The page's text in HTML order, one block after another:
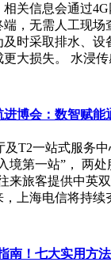
关信息会通过
，无需人工现场
时采取排水、设
更大损失。 水浸
进博会：数智赋
及T2一站式服务
境第一站”， 两
来旅客提供中英
，上海电信将持
南！七大实用方